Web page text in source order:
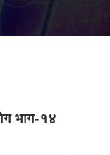
भाग-१४